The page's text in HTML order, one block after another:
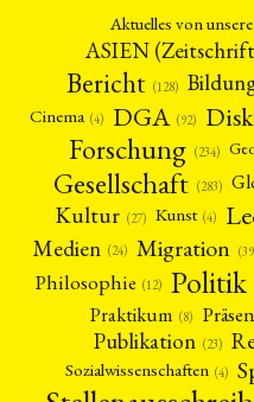
Aktuelles von
ASIEN
Bericht (128)
Cinema (4) DGA (92)
Forschung (234)
Gesellschaft (283)
Kultur (27) Kunst (4)
Medien (24) Migration
Philosophie (12) Politik
Praktikum (8)
Publikation (23)
Sozialwissenschaften (4)